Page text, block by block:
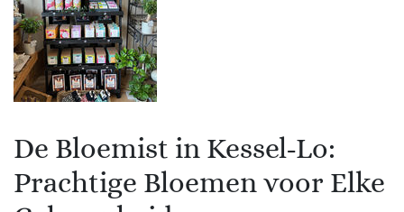
De Bloemist in Kessel-Lo:
Prachtige Bloemen voor Elke